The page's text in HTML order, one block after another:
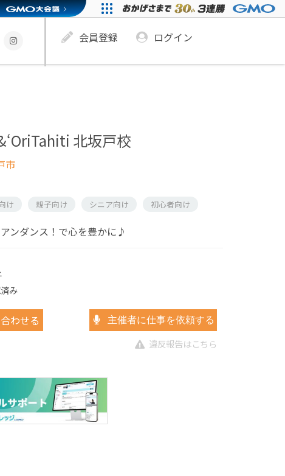
会員登録 ログイン
北坂戸校
市
け 親子向け シニア向け 初心者向け
ンダンス！で心を豊かに♪
み
わせる 主催者に仕事を依頼する
違反報告はこちら